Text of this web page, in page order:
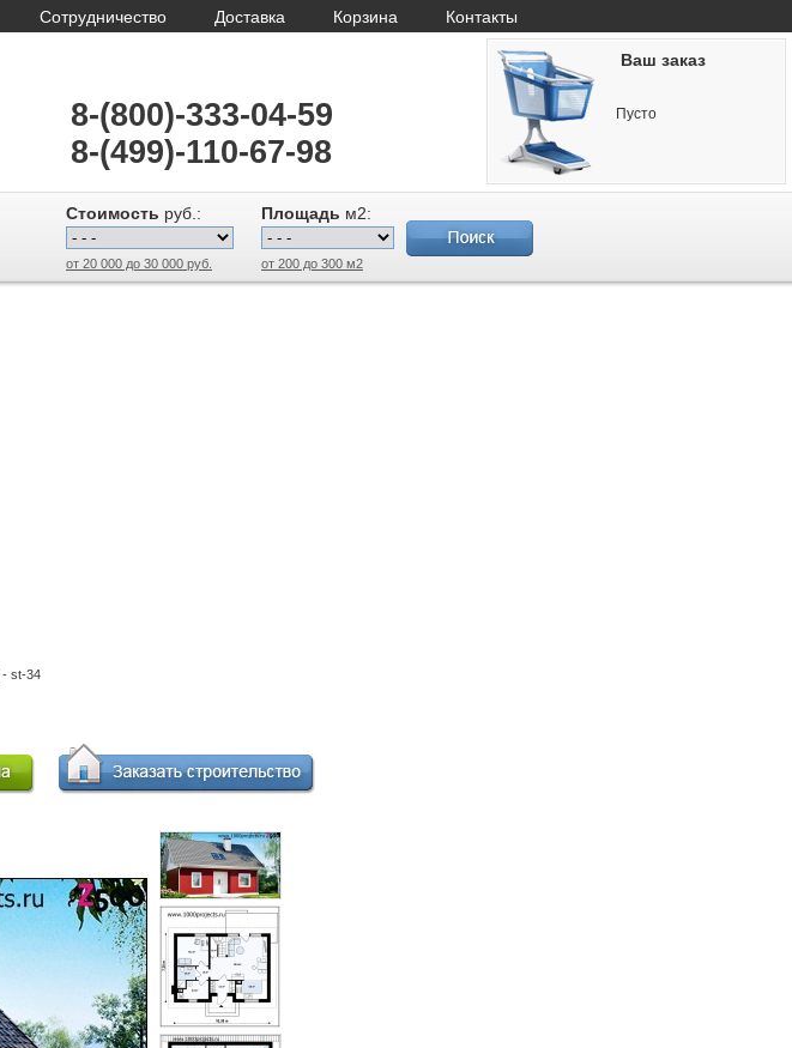
Сотрудничество Доставка Корзина Контакты
8-(800)-333-04-59
8-(499)-110-67-98
Ваш заказ
Пусто
Стоимость руб.:
от 20 000 до 30 000 руб.
Площадь м2:
от 200 до 300 м2
- st-34